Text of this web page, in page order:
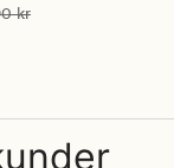
999,90 kr
kr